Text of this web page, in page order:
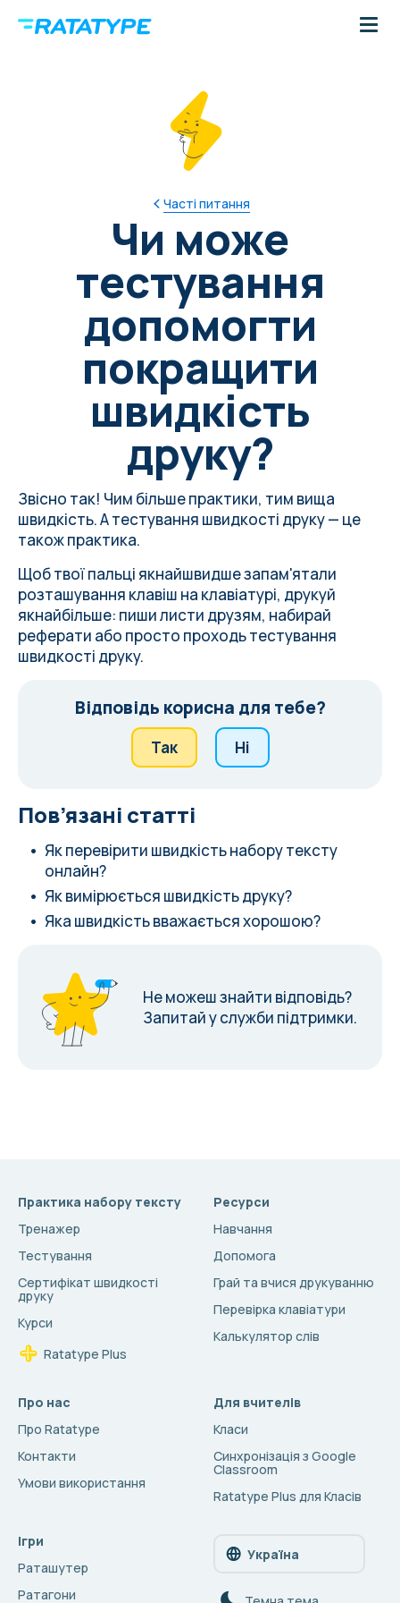
Часті питання
Чи може
тестування
допомогти
покращити
швидкість
друку?
Звісно так! Чим більше практики, тим вища
швидкість. А тестування швидкості друку — це
також практика.
Щоб твої пальці якнайшвидше запам'ятали
розташування клавіш на клавіатурі, друкуй
якнайбільше: пиши листи друзям, набирай
реферати або просто проходь тестування
швидкості друку.
Відповідь корисна для тебе?
Так Ні
Пов’язані статті
Як перевірити швидкість набору тексту
онлайн?
Як вимірюється швидкість друку?
Яка швидкість вважається хорошою?
Не можеш знайти відповідь?
Запитай у служби підтримки.
Практика набору тексту
Тренажер
Тестування
Сертифікат швидкості
друку
Курси
Ratatype Plus
Ресурси
Навчання
Допомога
Грай та вчися друкуванню
Перевірка клавіатури
Калькулятор слів
Про нас
Про Ratatype
Контакти
Умови використання
Для вчителів
Класи
Синхронізація з Google
Classroom
Ratatype Plus для Класів
Ігри
Раташутер
Ратагони
Україна